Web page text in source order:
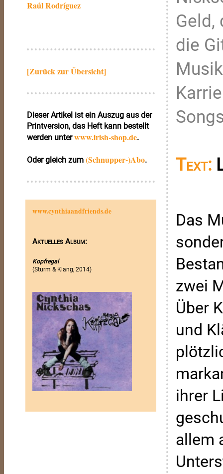
Raúl Rodríguez
[Zurück zur Übersicht]
Dieser Artikel ist ein Auszug aus der
Printversion, das Heft kann bestellt
werden unterwww.irish‑shop.de.
Oder gleich zum (Schnupper-)Abo.
www.cynthiaandfriends.de
Aktuelles Album:
Kopfregal
(Sturm & Klang, 2014)
Geld,
die
Text:
Das
zwei
Über
und
ihrer
allem